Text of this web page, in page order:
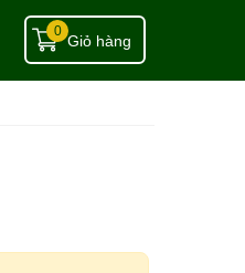
Giỏ hàng
0